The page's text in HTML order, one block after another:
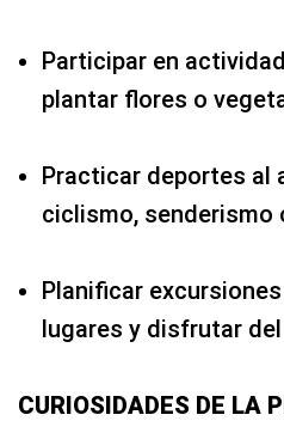
Participar en
plantar flores o
Practicar deportes al
ciclismo, senderismo
Planificar
lugares y disfrutar
CURIOSIDADES DE LA